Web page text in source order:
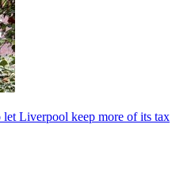
Liverpool keep more of its tax